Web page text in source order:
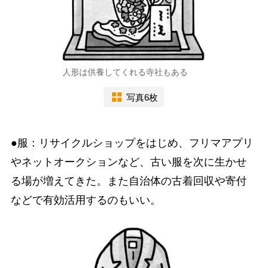
人形は供養してくれる寺社もある
写真6枚
●服：リサイクルショップをはじめ、フリマアプリ
やネットオークションなど、古い服を次に生かせ
る場が増えてきた。また自治体の古着回収や寄付
などで有効活用するのもいい。